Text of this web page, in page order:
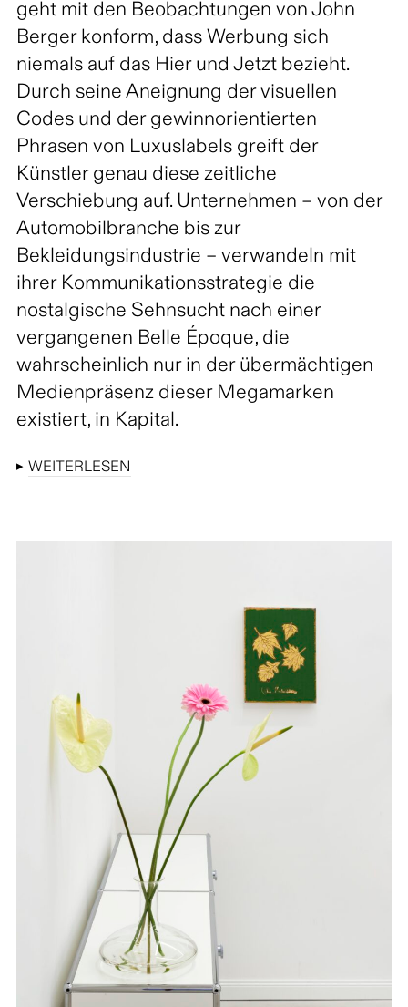
geht mit den Beobachtungen von John
Berger konform, dass Werbung sich
niemals auf das Hier und Jetzt bezieht.
Durch seine Aneignung der visuellen
Codes und der gewinnorientierten
Phrasen von Luxuslabels greift der
Künstler genau diese zeitliche
Verschiebung auf. Unternehmen – von der
Automobilbranche bis zur
Bekleidungsindustrie – verwandeln mit
ihrer Kommunikationsstrategie die
nostalgische Sehnsucht nach einer
vergangenen Belle Époque, die
wahrscheinlich nur in der übermächtigen
Medienpräsenz dieser Megamarken
existiert, in Kapital.
▸ WEITERLESEN